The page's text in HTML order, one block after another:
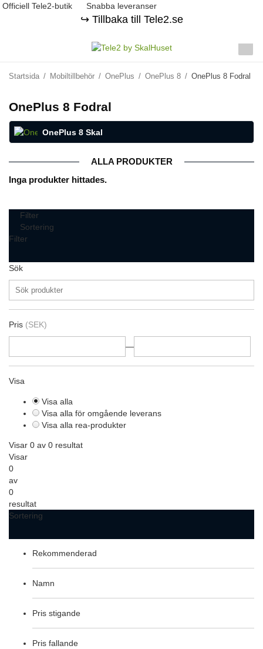
Officiell Tele2-butik Snabba leveranser
↪️ Tillbaka till Tele2.se
Startsida / Mobiltillbehör / OnePlus / OnePlus 8 / OnePlus 8 Fodral
OnePlus 8 Fodral
OnePlus 8 Skal
ALLA PRODUKTER
Inga produkter hittades.
Filter
Sortering
Filter
Sök
Pris (SEK)
—
Visa
Visa alla
Visa alla för omgående leverans
Visa alla rea-produkter
Visar 0 av 0 resultat
Visar
0
av
0
resultat
Sortering
Rekommenderad
Namn
Pris stigande
Pris fallande